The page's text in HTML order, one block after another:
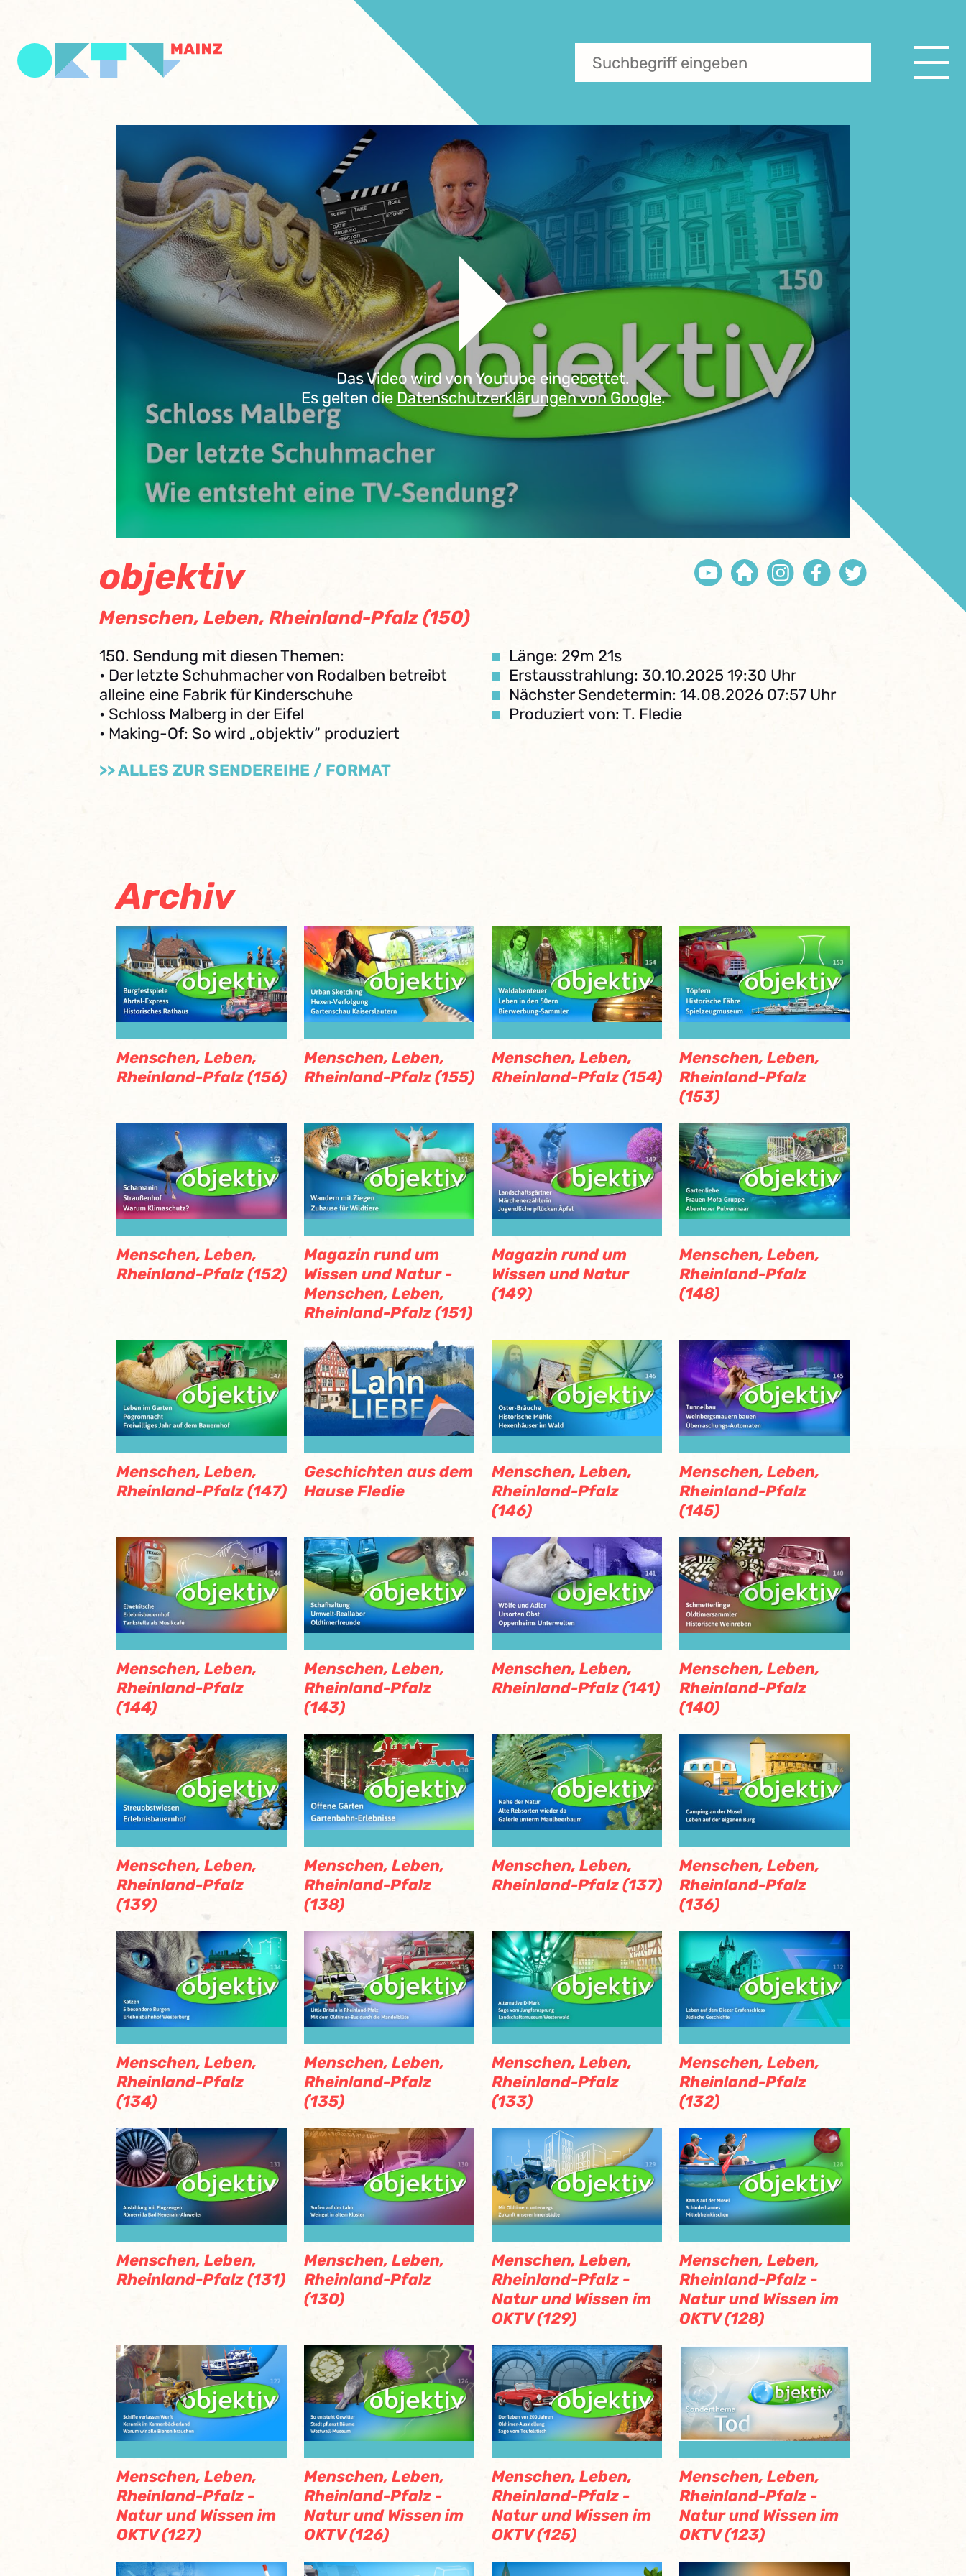
Das Video wird von Youtube eingebettet.
Es gelten die Datenschutzerklärungen von Google.
objektiv
Menschen, Leben, Rheinland-Pfalz (150)
150. Sendung mit diesen Themen:
• Der letzte Schuhmacher von Rodalben betreibt
alleine eine Fabrik für Kinderschuhe
• Schloss Malberg in der Eifel
• Making-Of: So wird „objektiv“ produziert
>> ALLES ZUR SENDEREIHE / FORMAT
Länge: 29m 21s
Erstausstrahlung: 30.10.2025 19:30 Uhr
Nächster Sendetermin: 14.08.2026 07:57 Uhr
Produziert von: T. Fledie
Archiv
Menschen, Leben,
Rheinland-Pfalz (156)
Menschen, Leben,
Rheinland-Pfalz (155)
Menschen, Leben,
Rheinland-Pfalz (154)
Menschen, Leben,
Rheinland-Pfalz
(153)
Menschen, Leben,
Rheinland-Pfalz (152)
Magazin rund um
Wissen und Natur -
Menschen, Leben,
Rheinland-Pfalz (151)
Magazin rund um
Wissen und Natur
(149)
Menschen, Leben,
Rheinland-Pfalz
(148)
Menschen, Leben,
Rheinland-Pfalz (147)
Geschichten aus dem
Hause Fledie
Menschen, Leben,
Rheinland-Pfalz
(146)
Menschen, Leben,
Rheinland-Pfalz
(145)
Menschen, Leben,
Rheinland-Pfalz
(144)
Menschen, Leben,
Rheinland-Pfalz
(143)
Menschen, Leben,
Rheinland-Pfalz (141)
Menschen, Leben,
Rheinland-Pfalz
(140)
Menschen, Leben,
Rheinland-Pfalz
(139)
Menschen, Leben,
Rheinland-Pfalz
(138)
Menschen, Leben,
Rheinland-Pfalz (137)
Menschen, Leben,
Rheinland-Pfalz
(136)
Menschen, Leben,
Rheinland-Pfalz
(134)
Menschen, Leben,
Rheinland-Pfalz
(135)
Menschen, Leben,
Rheinland-Pfalz
(133)
Menschen, Leben,
Rheinland-Pfalz
(132)
Menschen, Leben,
Rheinland-Pfalz (131)
Menschen, Leben,
Rheinland-Pfalz
(130)
Menschen, Leben,
Rheinland-Pfalz -
Natur und Wissen im
OKTV (129)
Menschen, Leben,
Rheinland-Pfalz -
Natur und Wissen im
OKTV (128)
Menschen, Leben,
Rheinland-Pfalz -
Natur und Wissen im
OKTV (127)
Menschen, Leben,
Rheinland-Pfalz -
Natur und Wissen im
OKTV (126)
Menschen, Leben,
Rheinland-Pfalz -
Natur und Wissen im
OKTV (125)
Menschen, Leben,
Rheinland-Pfalz -
Natur und Wissen im
OKTV (123)